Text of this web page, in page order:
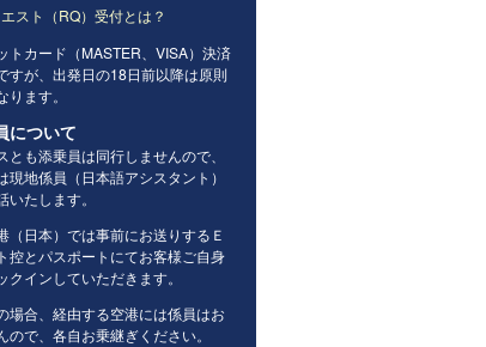
スト（RQ）受付とは？
トカード（MASTER、VISA）決済
すが、出発日の18日前以降は原則
ります。
について
とも添乗員は同行しませんので、
現地係員（日本語アシスタント）
いたします。
（日本）では事前にお送りするＥ
控とパスポートにてお客様ご自身
クインしていただきます。
場合、経由する空港には係員はお
ので、各自お乗継ぎください。